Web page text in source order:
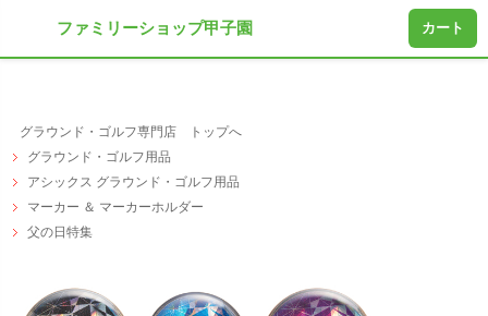
グラウンド・ゴルフ専門店 トップへ
グラウンド・ゴルフ用品
アシックス グラウンド・ゴルフ用品
マーカー ＆ マーカーホルダー
父の日特集
ファミリーショップ甲子園 カート